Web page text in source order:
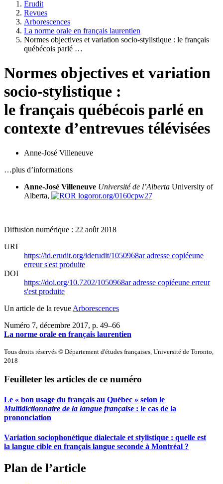
Érudit
Revues
Arborescences
La norme orale en français laurentien
Normes objectives et variation socio-stylistique : le français
québécois parlé …
Normes objectives et variation
socio-stylistique :
le français québécois parlé en
contexte d’entrevues télévisées
Anne-José Villeneuve
…plus d’informations
Anne-José Villeneuve Université de l’Alberta University of
Alberta,
ror.org/0160cpw27
Diffusion numérique : 22 août 2018
URI
https://id.erudit.org/iderudit/1050968aradresse copiéeune
erreur s'est produite
DOI
https://doi.org/10.7202/1050968aradresse copiéeune erreur
s'est produite
Un article de la revue Arborescences
Numéro 7, décembre 2017, p. 49–66
La norme orale en français laurentien
Tous droits réservés © Département d'études françaises, Université de Toronto,
2018
Feuilleter les articles de ce numéro
Le « bon usage du français au Québec » selon le
Multidictionnaire de la langue française : le cas de la
prononciation
Variation sociophonétique dialectale et stylistique : quelle est
la langue cible en français langue seconde à Montréal ?
Plan de l’article